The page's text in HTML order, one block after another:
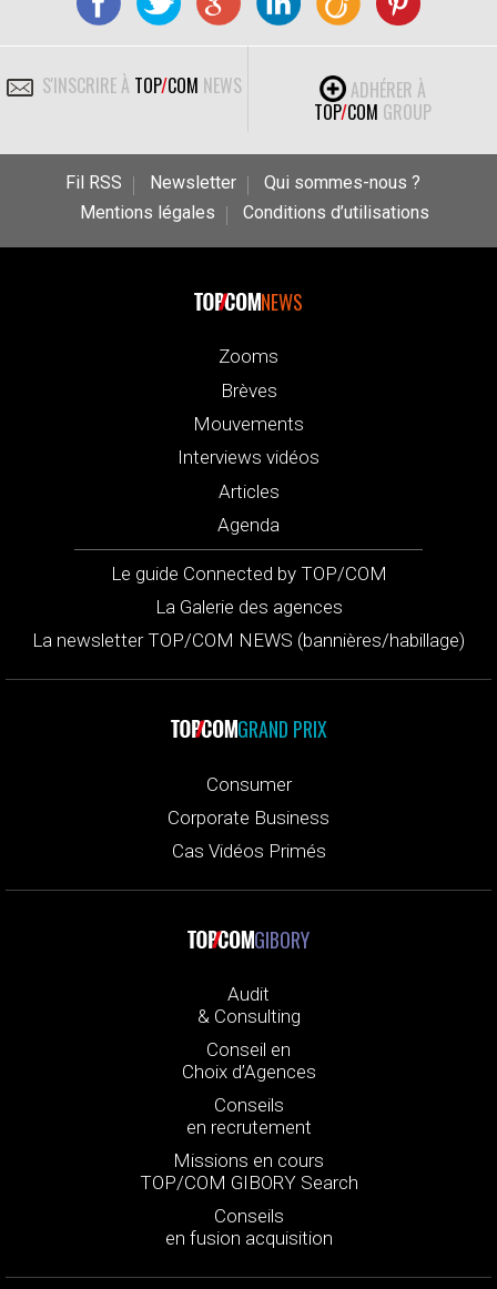
S'INSCRIRE À TOP/COM NEWS
ADHÉRER À
TOP/COM GROUP
Fil RSS Newsletter
Qui sommes-nous ?
Mentions légales
Conditions d’utilisations
NEWS
Zooms
Brèves
Mouvements
Interviews vidéos
Articles
Agenda
Le guide Connected by TOP/COM
La Galerie des agences
La newsletter TOP/COM NEWS (bannières/habillage)
GRAND PRIX
Consumer
Corporate Business
Cas Vidéos Primés
GIBORY
Audit
& Consulting
Conseil en
Choix d’Agences
Conseils
en recrutement
Missions en cours
TOP/COM GIBORY Search
Conseils
en fusion acquisition